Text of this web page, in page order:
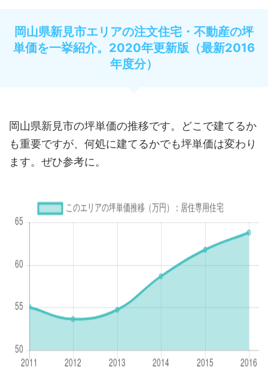
岡山県新見市エリアの注文住宅・不動産の坪
単価を一挙紹介。2020年更新版（最新2016
年度分）
岡山県新見市の坪単価の推移です。どこで建てるか
も重要ですが、何処に建てるかでも坪単価は変わり
ます。ぜひ参考に。